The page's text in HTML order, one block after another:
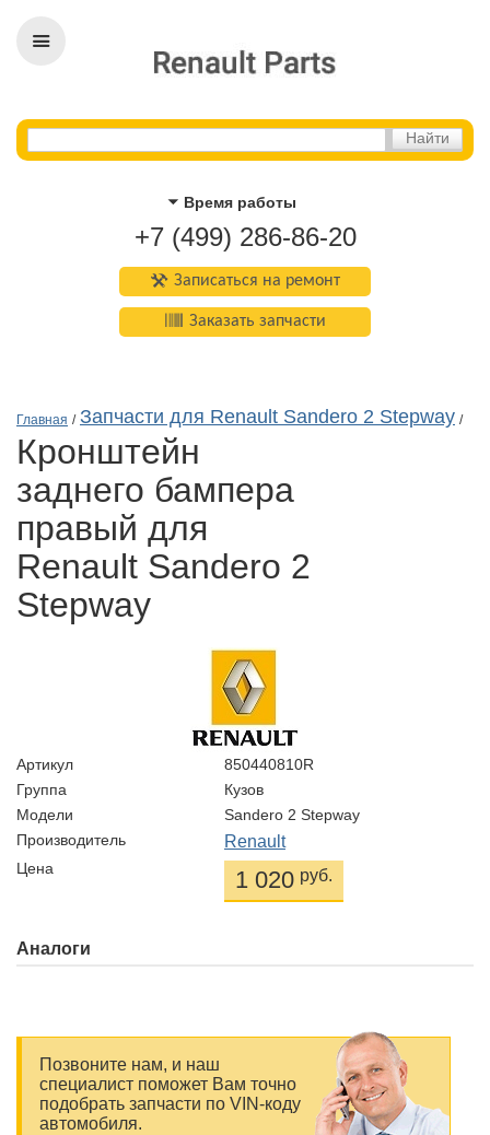
Время работы
+7 (499) 286-86-20
Записаться на ремонт
Заказать запчасти
Главная / Запчасти для Renault Sandero 2 Stepway /
кронштейн
заднего бампера
правый для
Renault Sandero 2
Stepway
Артикул
850440810R
Группа
Кузов
Модели
Sandero 2 Stepway
Производитель
Renault
Цена 1 020 руб.
Аналоги
Позвоните нам, и наш
специалист поможет Вам точно
подобрать запчасти по VIN-коду
автомобиля.